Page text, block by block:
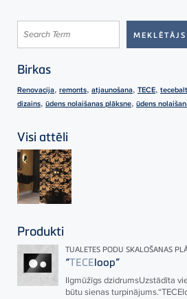
Birkas
Renovacija, remonts, atjaunošana, TECE,
dizains, ūdens nolaišanas plāksne, ūdens
Visi attēli
Produkti
TUALETES PODU SKALOŠANAS
“TECEloop”
Ilgmūžīgs dzidrumsUzstādīta
būtu sienas turpinājums.“TECE